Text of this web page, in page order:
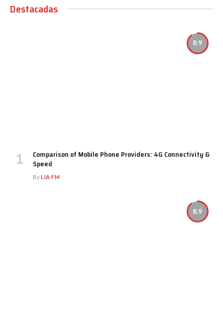
Destacadas
8.9
Comparison of Mobile Phone Providers: 4G Connectivity &
Speed
ByLIA FM
8.9